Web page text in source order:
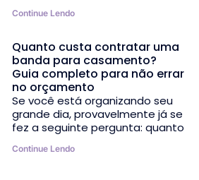
Continue Lendo
Quanto custa contratar uma
banda para casamento?
Guia completo para não errar
no orçamento
Se você está organizando seu
grande dia, provavelmente já se
fez a seguinte pergunta: quanto
Continue Lendo